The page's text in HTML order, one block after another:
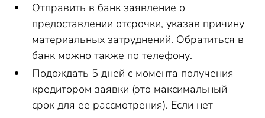
Отправить в банк заявление о
предоставлении отсрочки, указав причину
материальных затруднений. Обратиться в
банк можно также по телефону.
Подождать 5 дней с момента получения
кредитором заявки (это максимальный
срок для ее рассмотрения). Если нет